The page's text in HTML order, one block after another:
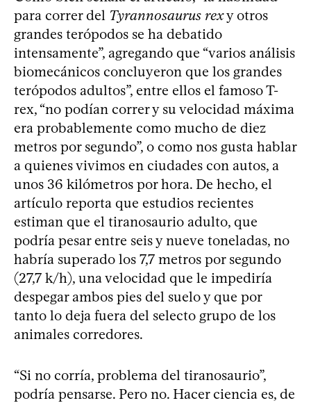
para correr del Tyrannosaurus rexy otros
grandes terópodos se ha debatido
intensamente”, agregando que “varios análisis
biomecánicos concluyeron que los grandes
terópodos adultos”, entre ellos el famoso T-
rex, “no podían correr y su velocidad máxima
era probablemente como mucho de diez
metros por segundo”, o como nos gusta hablar
a quienes vivimos en ciudades con autos, a
unos 36 kilómetros por hora. De hecho, el
artículo reporta que estudios recientes
estiman que el tiranosaurio adulto, que
podría pesar entre seis y nueve toneladas, no
habría superado los 7,7 metros por segundo
(27,7 k/h), una velocidad que le impediría
despegar ambos pies del suelo y que por
tanto lo deja fuera del selecto grupo de los
animales corredores.
“Si no corría, problema del tiranosaurio”,
podría pensarse. Pero no. Hacer ciencia es, de